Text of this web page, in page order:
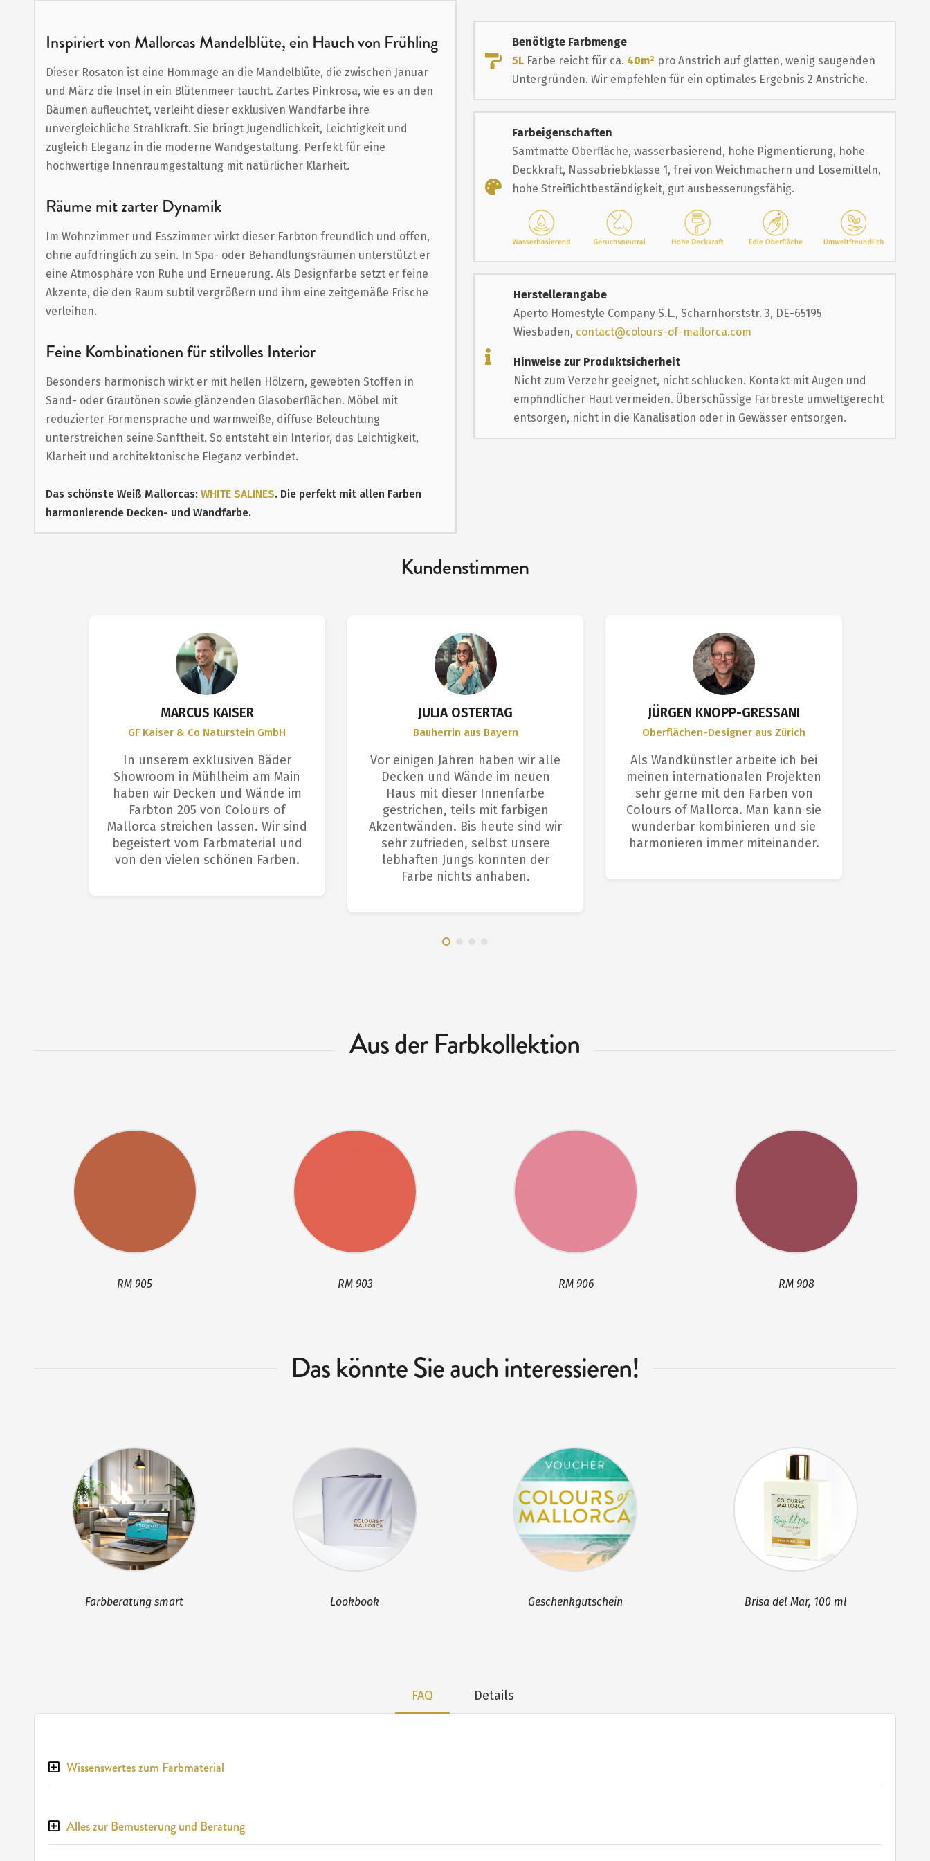
der
Bildergalerie
springen
Inspiriert von Mallorcas Mandelblüte, ein Hauch von Frühling
Dieser Rosaton ist eine Hommage an die Mandelblüte, die zwischen Januar
und März die Insel in ein Blütenmeer taucht. Zartes Pinkrosa, wie es an den
Bäumen aufleuchtet, verleiht dieser exklusiven Wandfarbe ihre
unvergleichliche Strahlkraft. Sie bringt Jugendlichkeit, Leichtigkeit und
zugleich Eleganz in die moderne Wandgestaltung. Perfekt für eine
hochwertige Innenraumgestaltung mit natürlicher Klarheit.
Räume mit zarter Dynamik
Im Wohnzimmer und Esszimmer wirkt dieser Farbton freundlich und offen,
ohne aufdringlich zu sein. In Spa- oder Behandlungsräumen unterstützt er
eine Atmosphäre von Ruhe und Erneuerung. Als Designfarbe setzt er feine
Akzente, die den Raum subtil vergrößern und ihm eine zeitgemäße Frische
verleihen.
Feine Kombinationen für stilvolles Interior
Besonders harmonisch wirkt er mit hellen Hölzern, gewebten Stoffen in
Sand- oder Grautönen sowie glänzenden Glasoberflächen. Möbel mit
reduzierter Formensprache und warmweiße, diffuse Beleuchtung
unterstreichen seine Sanftheit. So entsteht ein Interior, das Leichtigkeit,
Klarheit und architektonische Eleganz verbindet.
Das schönste Weiß Mallorcas: WHITE SALINES. Die perfekt mit allen Farben
harmonierende Decken- und Wandfarbe.
Benötigte Farbmenge
5L Farbe reicht für ca. 40m² pro Anstrich auf glatten, wenig saugenden
Untergründen. Wir empfehlen für ein optimales Ergebnis 2 Anstriche.
Farbeigenschaften
Samtmatte Oberfläche, wasserbasierend, hohe Pigmentierung, hohe
Deckkraft, Nassabriebklasse 1, frei von Weichmachern und Lösemitteln,
hohe Streiflichtbeständigkeit, gut ausbesserungsfähig.
Herstellerangabe
Aperto Homestyle Company S.L., Scharnhorststr. 3, DE-65195
Wiesbaden, contact@colours-of-mallorca.com
Hinweise zur Produktsicherheit
Nicht zum Verzehr geeignet, nicht schlucken. Kontakt mit Augen und
empfindlicher Haut vermeiden. Überschüssige Farbreste umweltgerecht
entsorgen, nicht in die Kanalisation oder in Gewässer entsorgen.
Kundenstimmen
MARCUS KAISER
GF Kaiser & Co Naturstein GmbH
In unserem exklusiven Bäder
Showroom in Mühlheim am Main
haben wir Decken und Wände im
Farbton 205 von Colours of
Mallorca streichen lassen. Wir sind
begeistert vom Farbmaterial und
von den vielen schönen Farben.
JULIA OSTERTAG
Bauherrin aus Bayern
Vor einigen Jahren haben wir alle
Decken und Wände im neuen
Haus mit dieser Innenfarbe
gestrichen, teils mit farbigen
Akzentwänden. Bis heute sind wir
sehr zufrieden, selbst unsere
lebhaften Jungs konnten der
Farbe nichts anhaben.
JÜRGEN KNOPP-GRESSANI
Oberflächen-Designer aus Zürich
Als Wandkünstler arbeite ich bei
meinen internationalen Projekten
sehr gerne mit den Farben von
Colours of Mallorca. Man kann sie
wunderbar kombinieren und sie
harmonieren immer miteinander.
Aus der Farbkollektion
RM 905 RM 903 RM 906 RM 908
Das könnte Sie auch interessieren!
Farbberatung smart Lookbook Geschenkgutschein Brisa del Mar, 100 ml
FAQ
Wissenswertes zum Farbmaterial
Alles zur Bemusterung und Beratung
Details